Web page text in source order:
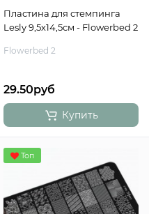
Пластина для стемпинга
Lesly 9,5х14,5см - Flowerbed 2
Flowerbed 2
29.50руб
Купить
Топ